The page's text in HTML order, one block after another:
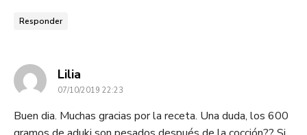
Responder
Lilia
07/10/2019 22:23
Buen dia. Muchas gracias por la receta. Una duda, los 600